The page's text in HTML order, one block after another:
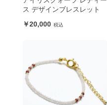
ス デザインブレスレット
20,000